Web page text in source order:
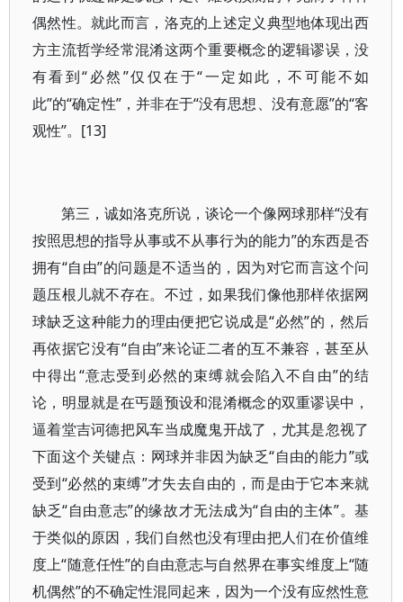
偶然性。就此而言，洛克的上述定义典型地体现出西
方主流哲学经常混淆这两个重要概念的逻辑谬误，没
有看到“必然”仅仅在于“一定如此，不可能不如
此”的“确定性”，并非在于“没有思想、没有意愿”的“客
观性”。[13]
第三，诚如洛克所说，谈论一个像网球那样“没有
按照思想的指导从事或不从事行为的能力”的东西是否
拥有“自由”的问题是不适当的，因为对它而言这个问
题压根儿就不存在。不过，如果我们像他那样依据网
球缺乏这种能力的理由便把它说成是“必然”的，然后
再依据它没有“自由”来论证二者的互不兼容，甚至从
中得出“意志受到必然的束缚就会陷入不自由”的结
论，明显就是在丐题预设和混淆概念的双重谬误中，
逼着堂吉诃德把风车当成魔鬼开战了，尤其是忽视了
下面这个关键点：网球并非因为缺乏“自由的能力”或
受到“必然的束缚”才失去自由的，而是由于它本来就
缺乏“自由意志”的缘故才无法成为“自由的主体”。基
于类似的原因，我们自然也没有理由把人们在价值维
度上“随意任性”的自由意志与自然界在事实维度上“随
机偶然”的不确定性混同起来，因为一个没有应然性意